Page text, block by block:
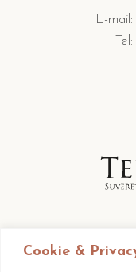
Cookie &
E-mail:
Tel: